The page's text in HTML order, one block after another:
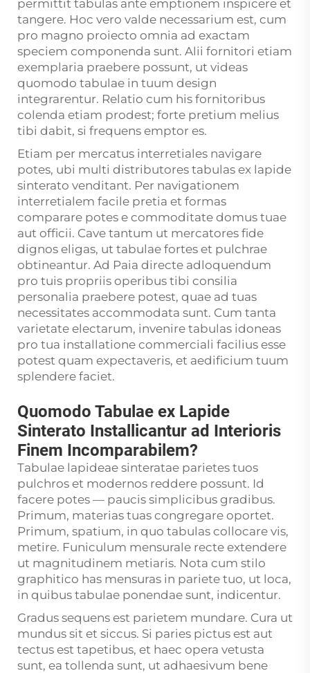
permittit tabulas ante emptionem inspicere et
tangere. Hoc vero valde necessarium est, cum
pro magno proiecto omnia ad exactam
speciem componenda sunt. Alii fornitori etiam
exemplaria praebere possunt, ut videas
quomodo tabulae in tuum design
integrarentur. Relatio cum his fornitoribus
colenda etiam prodest; forte pretium melius
tibi dabit, si frequens emptor es.
Etiam per mercatus interretiales navigare
potes, ubi multi distributores tabulas ex lapide
sinterato venditant. Per navigationem
interretialem facile pretia et formas
comparare potes e commoditate domus tuae
aut officii. Cave tantum ut mercatores fide
dignos eligas, ut tabulae fortes et pulchrae
obtineantur. Ad Paia directe adloquendum
pro tuis propriis operibus tibi consilia
personalia praebere potest, quae ad tuas
necessitates accommodata sunt. Cum tanta
varietate electarum, invenire tabulas idoneas
pro tua installatione commerciali facilius esse
potest quam expectaveris, et aedificium tuum
splendere faciet.
Quomodo Tabulae ex Lapide
Sinterato Installicantur ad Interioris
Finem Incomparabilem?
Tabulae lapideae sinteratae parietes tuos
pulchros et modernos reddere possunt. Id
facere potes — paucis simplicibus gradibus.
Primum, materias tuas congregare oportet.
Primum, spatium, in quo tabulas collocare vis,
metire. Funiculum mensurale recte extendere
ut magnitudinem metiaris. Nota cum stilo
graphitico has mensuras in pariete tuo, ut loca,
in quibus tabulae ponendae sunt, indicentur.
Gradus sequens est parietem mundare. Cura ut
mundus sit et siccus. Si paries pictus est aut
tectus est tapetibus, et haec opera vetusta
sunt, ea tollenda sunt, ut adhaesivum bene